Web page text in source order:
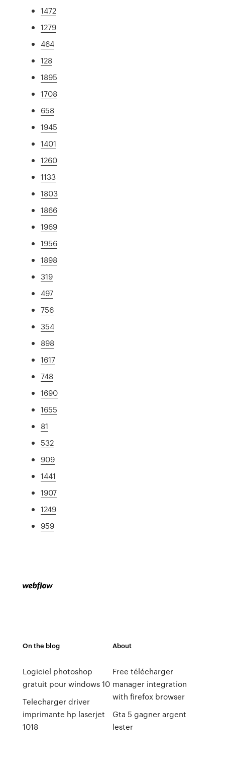
1472
1279
464
128
1895
1708
658
1945
1401
1260
1133
1803
1866
1969
1956
1898
319
497
756
354
898
1617
748
1690
1655
81
532
909
1441
1907
1249
959
On the blog
Logiciel photoshop
gratuit pour windows 10
Telecharger driver
imprimante hp laserjet
1018
About
Free télécharger
manager integration
with firefox browser
Gta 5 gagner argent
lester